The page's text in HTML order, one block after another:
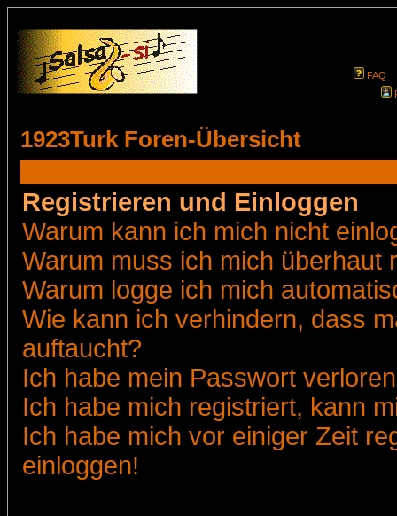
FAQ
1923Turk Foren-Übersicht
Registrieren und Einloggen
Warum kann ich mich nicht
Warum muss ich mich überhaut
Warum logge ich mich
Wie kann ich verhindern, dass
auftaucht?
Ich habe mein Passwort
Ich habe mich registriert, kann
Ich habe mich vor einiger Zeit
einloggen!